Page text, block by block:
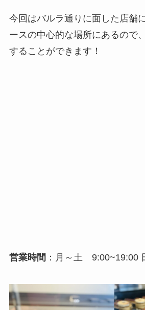
今回はバルラ通りに面した店舗
ースの中心的な場所にあるので
することができます！
営業時間 ：月～土 9:00~19:00